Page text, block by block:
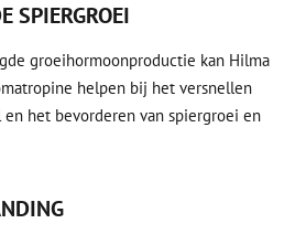
SPIERGROEI
groeihormoonproductie kan Hilma
helpen bij het versnellen
en het bevorderen van spiergroei en